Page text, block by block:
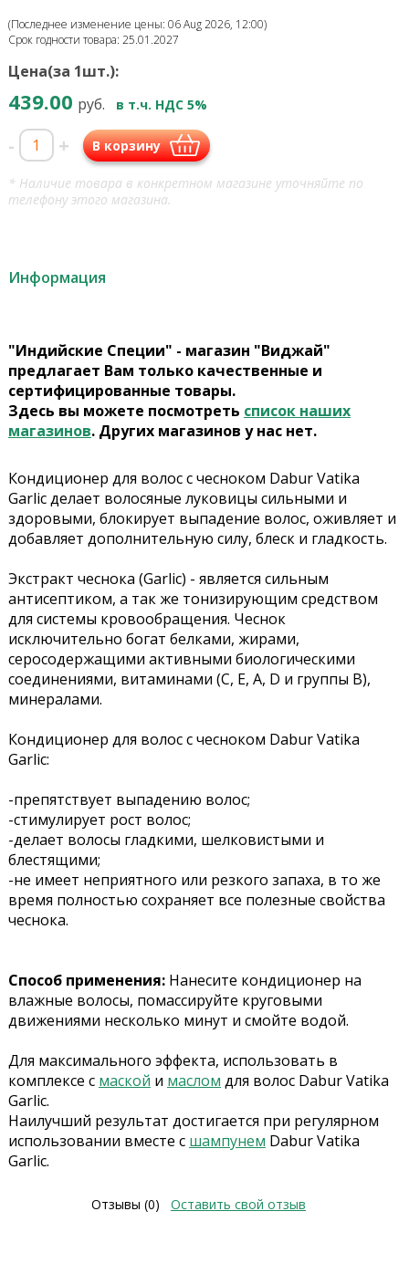
(Последнее изменение цены: 06 Aug 2026, 12:00)
Срок годности товара: 25.01.2027
Цена(за 1шт.):
439.00 руб. в т.ч. НДС 5%
- + В корзину
* Наличие товара в конкретном магазине уточняйте по
телефону этого магазина.
Информация
"Индийские Специи" - магазин "Виджай"
предлагает Вам только качественные и
сертифицированные товары.
Здесь вы можете посмотреть список наших
магазинов. Других магазинов у нас нет.
Кондиционер для волос с чесноком Dabur Vatika
Garlic делает волосяные луковицы сильными и
здоровыми, блокирует выпадение волос, оживляет и
добавляет дополнительную силу, блеск и гладкость.
Экстракт чеснока (Garlic) - является сильным
антисептиком, а так же тонизирующим средством
для системы кровообращения. Чеснок
исключительно богат белками, жирами,
серосодержащими активными биологическими
соединениями, витаминами (С, Е, А, D и группы В),
минералами.
Кондиционер для волос с чесноком Dabur Vatika
Garlic:
-препятствует выпадению волос;
-стимулирует рост волос;
-делает волосы гладкими, шелковистыми и
блестящими;
-не имеет неприятного или резкого запаха, в то же
время полностью сохраняет все полезные свойства
чеснока.
Способ применения:Нанесите кондиционер на
влажные волосы, помассируйте круговыми
движениями несколько минут и смойте водой.
Для максимального эффекта, использовать в
комплексе с маской и маслом для волос Dabur Vatika
Garlic.
Наилучший результат достигается при регулярном
использовании вместе с шампунем Dabur Vatika
Garlic.
Отзывы (0) Оставить свой отзыв